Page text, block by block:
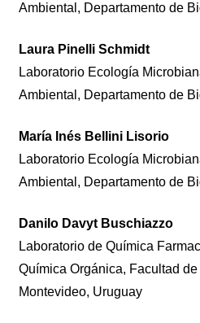
Ambiental, Departamento de
Laura Pinelli Schmidt
Laboratorio Ecología
Ambiental, Departamento de
María Inés Bellini Lisorio
Laboratorio Ecología
Ambiental, Departamento de
Danilo Davyt Buschiazzo
Laboratorio de Química
Química Orgánica, Facultad
Montevideo, Uruguay